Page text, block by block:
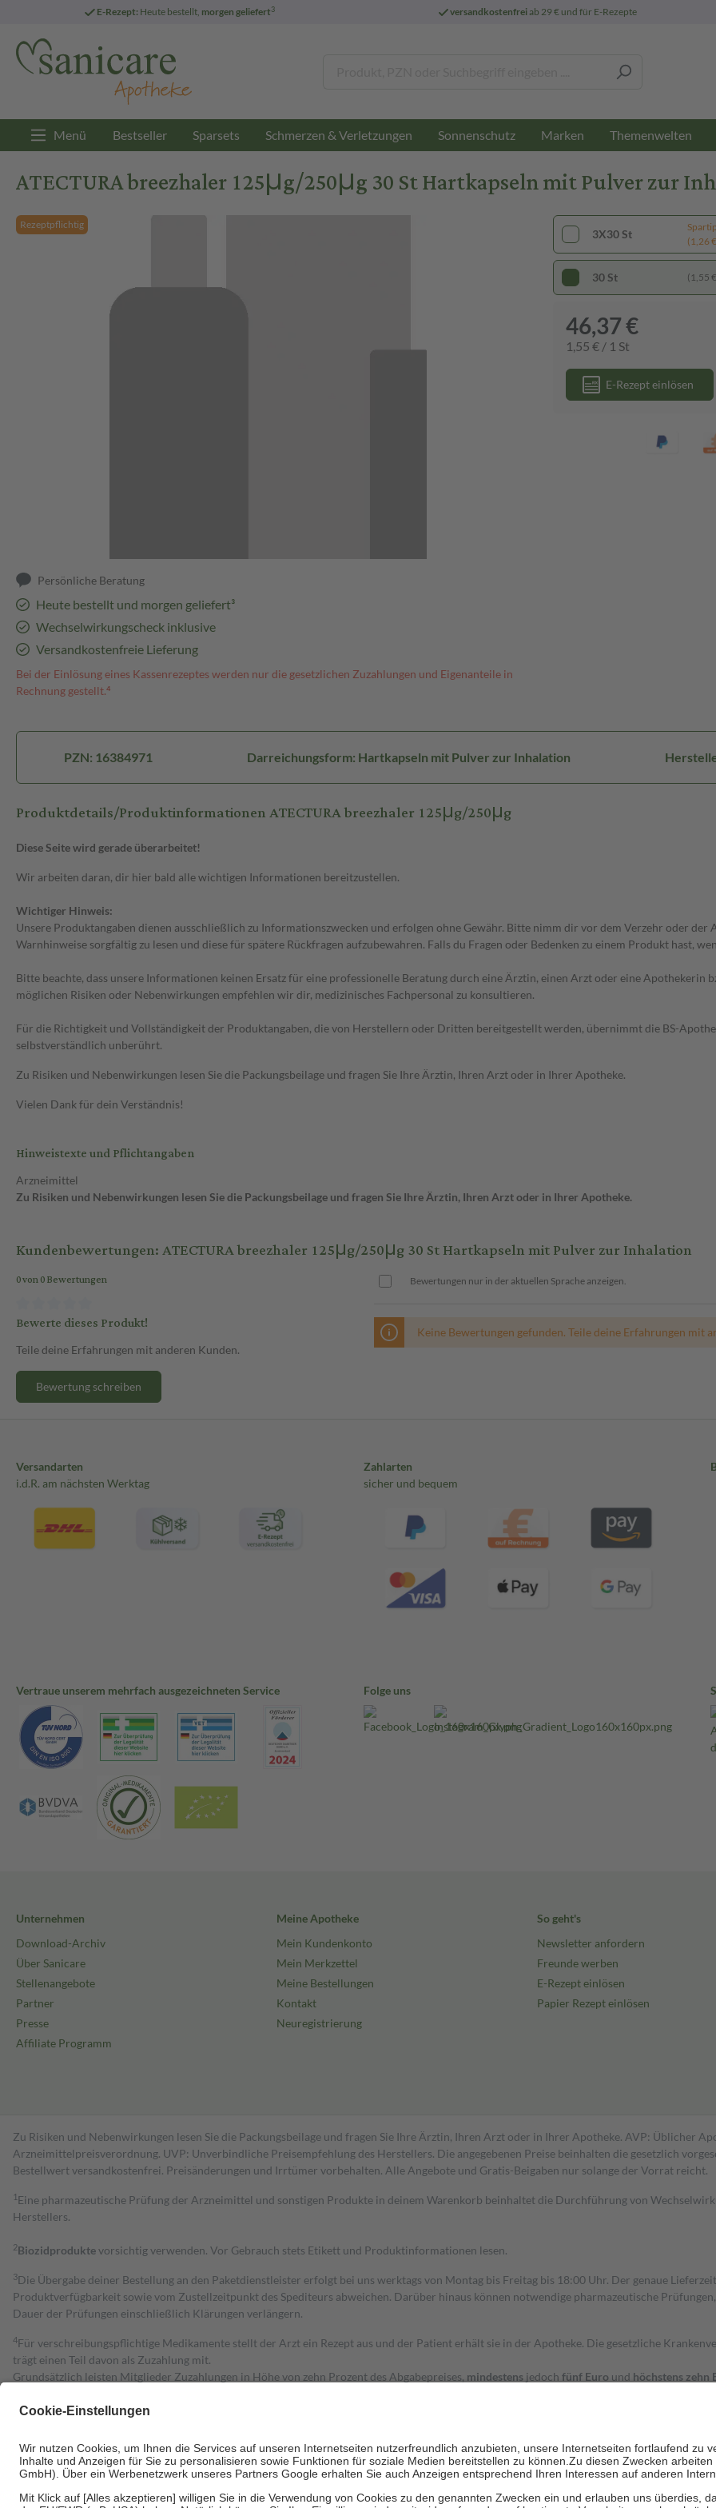
E-Rezept: Heute bestellt, morgen geliefert3 versandkostenfreiab 29 € und für E-Rezepte
Menü Bestseller Sparsets Schmerzen & Verletzungen Sonnenschutz Marken Themenwelten
ATECTURA breezhaler 125μg/250μg 30 St Hartkapseln mit Pulver zur
Rezeptpflichtig
Persönliche Beratung
Heute bestellt und morgen geliefert³
Wechselwirkungscheck inklusive
Versandkostenfreie Lieferung
Bei der Einlösung eines Kassenrezeptes werden nur die gesetzlichen Zuzahlungen und Eigenanteile in
Rechnung gestellt.⁴
3X30 St
(1,26
30 St (1,55
46,37 €
1,55 € / 1 St
E-Rezept einlösen
PZN: 16384971 Darreichungsform: Hartkapseln mit Pulver zur Inhalation
Produktdetails/Produktinformationen ATECTURA breezhaler 125μg/250μg
Diese Seite wird gerade überarbeitet!
Wir arbeiten daran, dir hier bald alle wichtigen Informationen bereitzustellen.
Wichtiger Hinweis:
Unsere Produktangaben dienen ausschließlich zu Informationszwecken und erfolgen ohne Gewähr. Bitte nimm dir vor dem Verzehr oder
Warnhinweise sorgfältig zu lesen und diese für spätere Rückfragen aufzubewahren. Falls du Fragen oder Bedenken zu einem Produkt hast,
Bitte beachte, dass unsere Informationen keinen Ersatz für eine professionelle Beratung durch eine Ärztin, einen Arzt oder eine Apothekerin
möglichen Risiken oder Nebenwirkungen empfehlen wir dir, medizinisches Fachpersonal zu konsultieren.
Für die Richtigkeit und Vollständigkeit der Produktangaben, die von Herstellern oder Dritten bereitgestellt werden, übernimmt die BS-
selbstverständlich unberührt.
Zu Risiken und Nebenwirkungen lesen Sie die Packungsbeilage und fragen Sie Ihre Ärztin, Ihren Arzt oder in Ihrer Apotheke.
Vielen Dank für dein Verständnis!
Hinweistexte und Pflichtangaben
Arzneimittel
Zu Risiken und Nebenwirkungen lesen Sie die Packungsbeilage und fragen Sie Ihre Ärztin, Ihren Arzt oder in Ihrer Apotheke.
Kundenbewertungen: ATECTURA breezhaler 125μg/250μg 30 St Hartkapseln mit Pulver zur Inhalation
0 von 0 Bewertungen
Bewerte dieses Produkt!
Teile deine Erfahrungen mit anderen Kunden.
Bewertung schreiben
Bewertungen nur in der aktuellen Sprache anzeigen.
Keine Bewertungen gefunden. Teile deine Erfahrungen mit
Versandarten
i.d.R. am nächsten Werktag
Zahlarten
sicher und bequem
Vertraue unserem mehrfach ausgezeichneten Service Folge uns
Unternehmen
Download-Archiv
Über Sanicare
Stellenangebote
Partner
Presse
Affiliate Programm
Meine Apotheke
Mein Kundenkonto
Mein Merkzettel
Meine Bestellungen
Kontakt
Neuregistrierung
So geht's
Newsletter anfordern
Freunde werben
E-Rezept einlösen
Papier Rezept einlösen
Zu Risiken und Nebenwirkungen lesen Sie die Packungsbeilage und fragen Sie Ihre Ärztin, Ihren Arzt oder in Ihrer Apotheke. AVP: Üblicher
Arzneimittelpreisverordnung. UVP: Unverbindliche Preisempfehlung des Herstellers. Die angegebenen Preise beinhalten die gesetzlich
Bestell­wert versand­kosten­frei. Preisänderungen und Irrtümer vorbehalten. Alle Angebote und Gratis-Beigaben nur solange der Vorrat reicht.
1 Eine pharmazeutische Prüfung der Arzneimittel und sonstigen Produkte in deinem Warenkorb beinhaltet die Durchführung von
Herstellers.
2Biozidproduktevorsichtig verwenden. Vor Gebrauch stets Etikett und Produktinformationen lesen.
3Die Übergabe deiner Bestellung an den Paketdienstleister erfolgt bei uns werktags von Montag bis Freitag bis 18:00 Uhr. Der genaue
Produktverfügbarkeit sowie vom Zustellzeitpunkt des Spediteurs abweichen. Darüber hinaus können notwendige pharmazeutische
Dauer der Prüfungen einschließlich Klärungen verlängern.
4Für verschreibungspflichtige Medikamente stellt der Arzt ein Rezept aus und der Patient erhält sie in der Apotheke. Die gesetzliche
trägt einen Teil davon als Zuzahlung mit.
Grundsätzlich leisten Mitglieder Zuzahlungen in Höhe von zehn Prozent des Abgabepreises, mindestens jedoch fünf Euro und höchstens zehn
Diese Regeln gelten grundsätzlich auch für Online-Apotheken.
Um das Engagement der Versicherten für ihre eigene Gesundheit zu stärken und die besondere Stellung der Familie zu unterstützen, fallen
• Kindern und Jugendlichen bis zum vollendeten 18. Lebensjahr mit Ausnahme der Fahrkosten
• Untersuchungen zur Vorsorge und Früherkennung, die von der GKV getragen werden
• empfohlenen Schutzimpfungen